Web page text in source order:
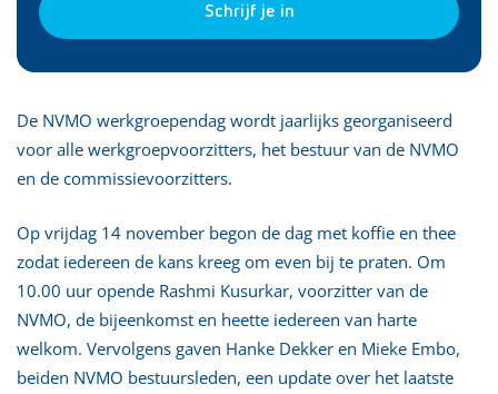
Schrijf je in
De NVMO werkgroependag wordt jaarlijks georganiseerd
voor alle werkgroepvoorzitters, het bestuur van de NVMO
en de commissievoorzitters.
Op vrijdag 14 november begon de dag met koffie en thee
zodat iedereen de kans kreeg om even bij te praten. Om
10.00 uur opende Rashmi Kusurkar, voorzitter van de
NVMO, de bijeenkomst en heette iedereen van harte
welkom. Vervolgens gaven Hanke Dekker en Mieke Embo,
beiden NVMO bestuursleden, een update over het laatste